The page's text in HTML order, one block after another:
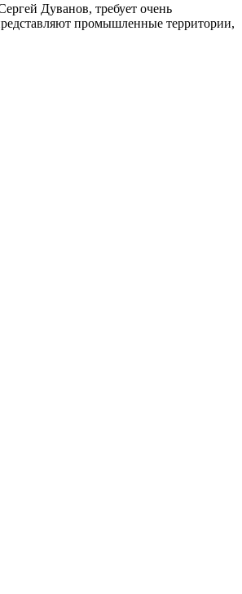
Дуванов, требует очень
промышленные территории,